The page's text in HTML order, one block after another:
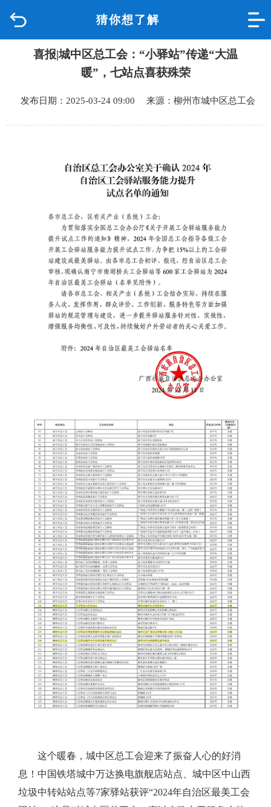
猜你想了解
品质城中
政府信息公开
喜报|城中区总工会：“小驿站”传递“大温
暖”，七站点喜获殊荣
发布日期：2025-03-24 09:00 来源：柳州市城中区总工会
这个暖春，城中区总工会迎来了振奋人心的好消
息！中国铁塔城中万达换电旗舰店站点、城中区中山西
垃圾中转站站点等7家驿站获评“2024年自治区最美工会